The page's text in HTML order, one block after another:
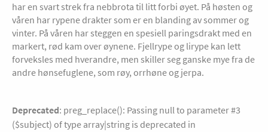
har en svart strek fra nebbrota til litt forbi øyet. På høsten og
våren har rypene drakter som er en blanding av sommer og
vinter. På våren har steggen en spesiell paringsdrakt med en
markert, rød kam over øynene. Fjellrype og lirype kan lett
forveksles med hverandre, men skiller seg ganske mye fra de
andre hønsefuglene, som røy, orrhøne og jerpa.
Deprecated: preg_replace(): Passing null to parameter #3
($subject) of type array|string is deprecated in